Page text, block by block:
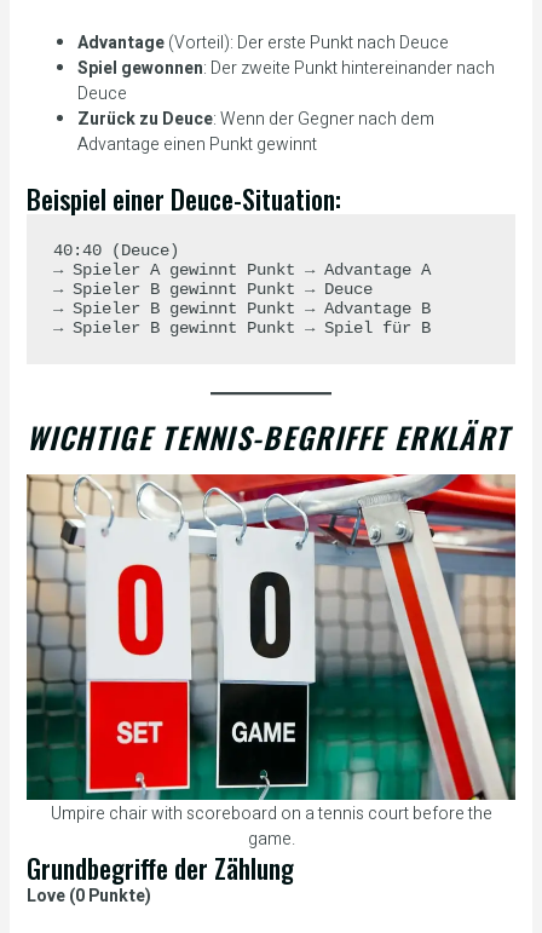
Advantage(Vorteil): Der erste Punkt nach Deuce
Spiel gewonnen: Der zweite Punkt hintereinander nach
Deuce
Zurück zu Deuce: Wenn der Gegner nach dem
Advantage einen Punkt gewinnt
Beispiel einer Deuce-Situation:
40:40 (Deuce)
→ Spieler A gewinnt Punkt → Advantage A
→ Spieler B gewinnt Punkt → Deuce
→ Spieler B gewinnt Punkt → Advantage B
→ Spieler B gewinnt Punkt → Spiel für B
WICHTIGE TENNIS-BEGRIFFE ERKLÄRT
Umpire chair with scoreboard on a tennis court before the
game.
Grundbegriffe der Zählung
Love (0 Punkte)